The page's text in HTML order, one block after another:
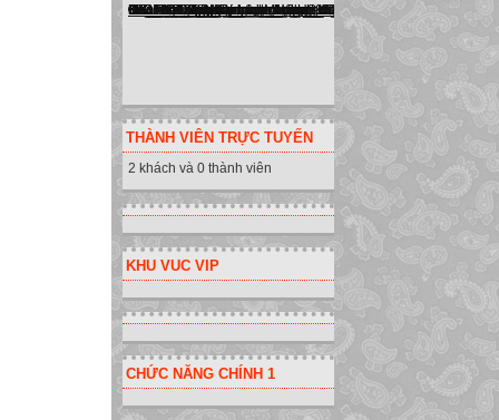
THÀNH VIÊN TRỰC TUYẾN
2 khách và 0 thành viên
KHU VUC VIP
CHỨC NĂNG CHÍNH 1